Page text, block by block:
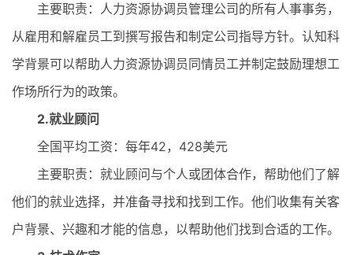
主要职责：人力资源协调员管理公司的所有人事事务，
从雇用和解雇员工到撰写报告和制定公司指导方针。认知科
学背景可以帮助人力资源协调员同情员工并制定鼓励理想工
作场所行为的政策。
2.就业顾问
全国平均工资：每年42，428美元
主要职责：就业顾问与个人或团体合作，帮助他们了解
他们的就业选择，并准备寻找和找到工作。他们收集有关客
户背景、兴趣和才能的信息，以帮助他们找到合适的工作。